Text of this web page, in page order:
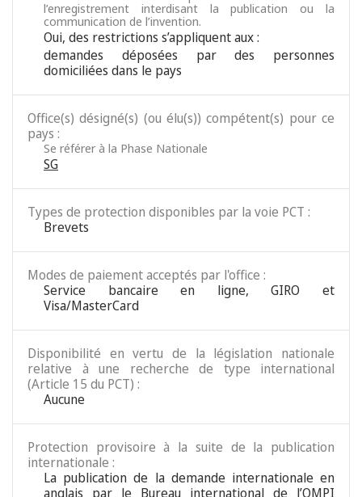
l’enregistrement interdisant la publication ou la
communication de l’invention.
Oui, des restrictions s’appliquent aux :
demandes déposées par des personnes
domiciliées dans le pays
Office(s) désigné(s) (ou élu(s)) compétent(s) pour ce
pays :
Se référer à la Phase Nationale
SG
Types de protection disponibles par la voie PCT :
Brevets
Modes de paiement acceptés par l'office :
Service bancaire en ligne, GIRO et
Visa/MasterCard
Disponibilité en vertu de la législation nationale
relative à une recherche de type international
(Article 15 du PCT) :
Aucune
Protection provisoire à la suite de la publication
internationale :
La publication de la demande internationale en
anglais par le Bureau international de l’OMPI